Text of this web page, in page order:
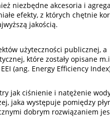
niezbędne akcesoria i
efekty, z których chętnie
jakością.
użyteczności publicznej, a
które zostały opisane
(ang. Energy Efficiency
jak ciśnienie i natężenie
jaka występuje pomiędzy
dobrym rozwiązaniem